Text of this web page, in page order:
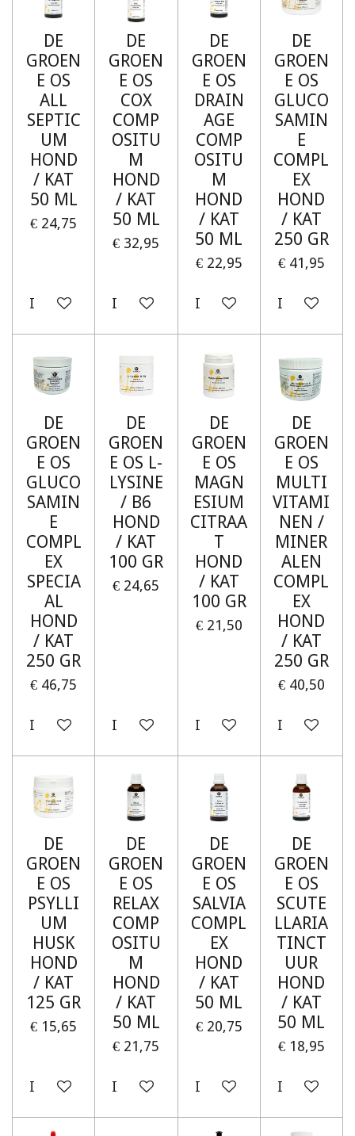
DE
GROEN
E OS
ALL
SEPTIC
UM
HOND
/ KAT
50 ML
€ 24,75
In winkelwagen
DE
GROEN
E OS
COX
COMP
OSITU
M
HOND
/ KAT
50 ML
€ 32,95
In winkelwagen
DE
GROEN
E OS
DRAIN
AGE
COMP
OSITU
M
HOND
/ KAT
50 ML
€ 22,95
In winkelwagen
DE
GROEN
E OS
GLUCO
SAMIN
E
COMPL
EX
HOND
/ KAT
250 GR
€ 41,95
In
DE
GROEN
E OS
GLUCO
SAMIN
E
COMPL
EX
SPECIA
AL
HOND
/ KAT
250 GR
€ 46,75
In winkelwagen
DE
GROEN
E OS L-
LYSINE
/ B6
HOND
/ KAT
100 GR
€ 24,65
In winkelwagen
DE
GROEN
E OS
MAGN
ESIUM
CITRAA
T
HOND
/ KAT
100 GR
€ 21,50
In winkelwagen
DE
GROEN
E OS
MULTI
VITAMI
NEN /
MINER
ALEN
COMPL
EX
HOND
/ KAT
250 GR
€ 40,50
In
DE
GROEN
E OS
PSYLLI
UM
HUSK
HOND
/ KAT
125 GR
€ 15,65
In winkelwagen
DE
GROEN
E OS
RELAX
COMP
OSITU
M
HOND
/ KAT
50 ML
€ 21,75
In winkelwagen
DE
GROEN
E OS
SALVIA
COMPL
EX
HOND
/ KAT
50 ML
€ 20,75
In winkelwagen
DE
GROEN
E OS
SCUTE
LLARIA
TINCT
UUR
HOND
/ KAT
50 ML
€ 18,95
In